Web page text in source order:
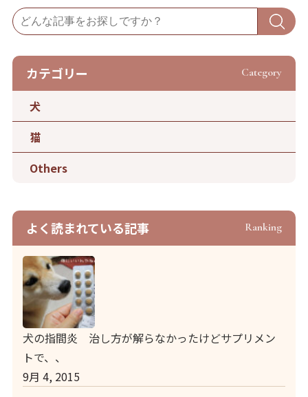
カテゴリー Category
犬
猫
Others
よく読まれている記事 Ranking
犬の指間炎 治し方が解らなかったけどサプリメン
トで、、
9月 4, 2015